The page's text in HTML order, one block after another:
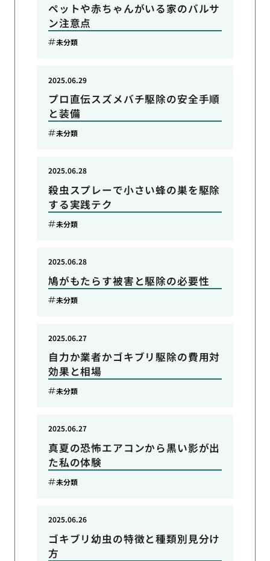
ペットや赤ちゃんがいる家のバルサ
ン注意点
未分類
プロ直伝スズメバチ駆除の安全手順
と装備
2025.06.29
未分類
殺虫スプレーで小さい蜂の巣を駆除
する実践テク
2025.06.28
未分類
鳩がもたらす被害と駆除の必要性
2025.06.28
未分類
自力か業者かゴキブリ駆除の費用対
効果と相場
2025.06.27
未分類
真夏の恐怖エアコンから黒い影が出
た私の体験
2025.06.27
未分類
ゴキブリ幼虫の特徴と種類別見分け
方
2025.06.26